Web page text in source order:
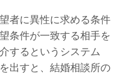
者に異性に求める条件
条件が一致する相手を
するというシステム
出すと、結婚相談所の